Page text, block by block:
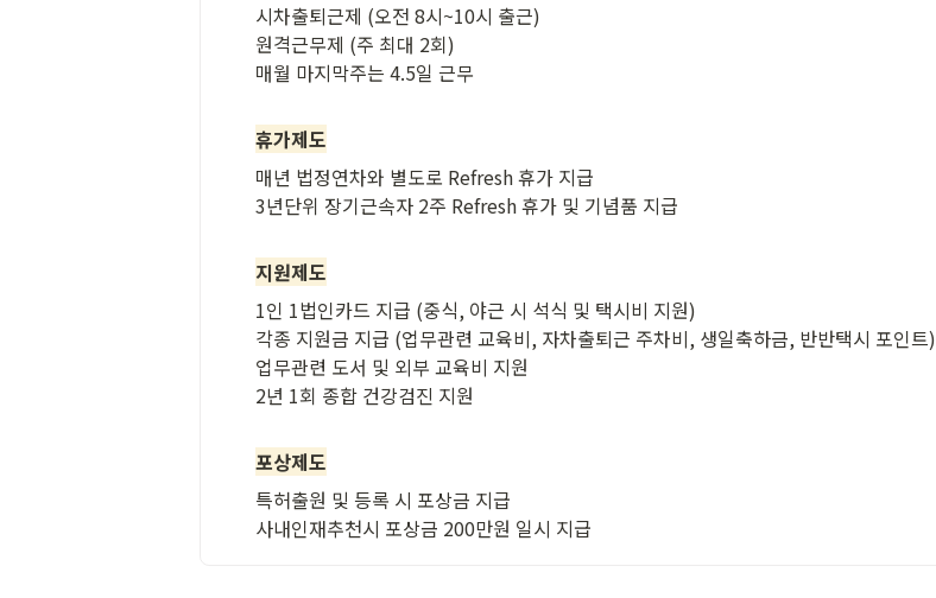
시차출퇴근제 (오전 8시~10시 출근)
원격근무제 (주 최대 2회)
매월 마지막주는 4.5일 근무
휴가제도
매년 법정연차와 별도로 Refresh 휴가 지급
3년단위 장기근속자 2주 Refresh 휴가 및 기념품 지급
지원제도
1인 1법인카드 지급 (중식, 야근 시 석식 및 택시비 지원)
각종 지원금 지급 (업무관련 교육비, 자차출퇴근 주차비, 생일축하금, 반반택시 포인트)
업무관련 도서 및 외부 교육비 지원
2년 1회 종합 건강검진 지원
포상제도
특허출원 및 등록 시 포상금 지급
사내인재추천시 포상금 200만원 일시 지급